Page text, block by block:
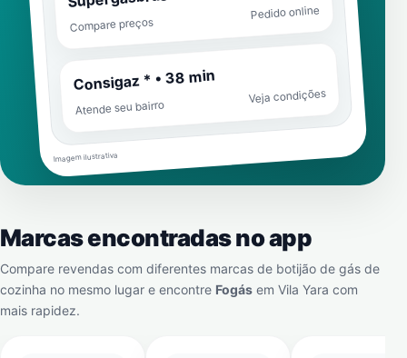
Compare preços
Pedido online
Consigaz * • 38 min
Atende seu bairro
Veja condições
Imagem ilustrativa
Marcas encontradas no app
Compare revendas com diferentes marcas de botijão de gás de
cozinha no mesmo lugar e encontre Fogás em Vila Yara com
mais rapidez.